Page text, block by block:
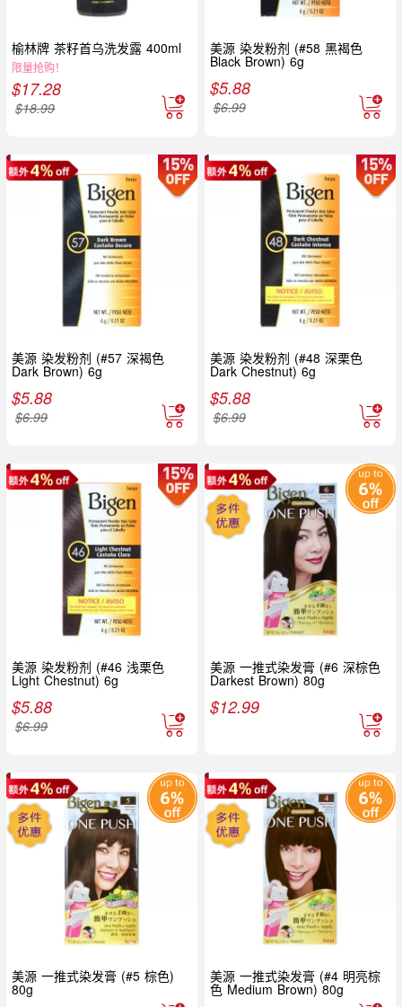
榆林牌 茶籽首乌洗发露 400ml
限量抢购！
$17.28
$18.99
美源 染发粉剂 (#58 黑褐色
Black Brown) 6g
$5.88
$6.99
美源 染发粉剂 (#57 深褐色
Dark Brown) 6g
$5.88
$6.99
美源 染发粉剂 (#48 深栗色
Dark Chestnut) 6g
$5.88
$6.99
美源 染发粉剂 (#46 浅栗色
Light Chestnut) 6g
$5.88
$6.99
美源 一推式染发膏 (#6 深棕色
Darkest Brown) 80g
$12.99
美源 一推式染发膏 (#5 棕色)
80g
美源 一推式染发膏 (#4 明亮棕
色 Medium Brown) 80g